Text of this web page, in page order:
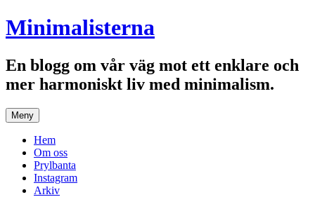
Hoppa
till
Minimalisterna
En blogg om vår väg mot ett enklare och
mer harmoniskt liv med minimalism.
Meny
Hem
Om oss
Prylbanta
Instagram
Arkiv